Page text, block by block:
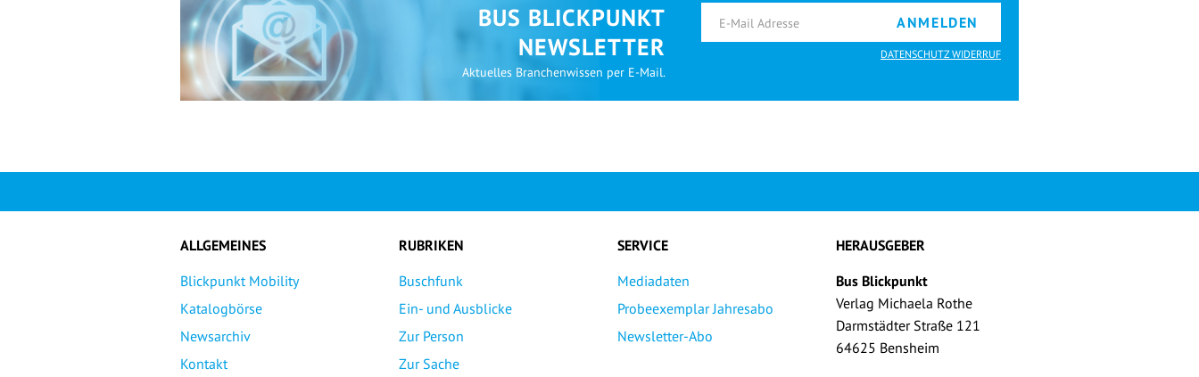
BUS BLICKPUNKT
NEWSLETTER
Aktuelles Branchenwissen per E-Mail.
ANMELDEN
DATENSCHUTZ WIDERRUF
ALLGEMEINES
Blickpunkt Mobility
Katalogbörse
Newsarchiv
Kontakt
RUBRIKEN
Buschfunk
Ein- und Ausblicke
Zur Person
Zur Sache
SERVICE
Mediadaten
Probeexemplar Jahresabo
Newsletter-Abo
HERAUSGEBER
Bus Blickpunkt
Verlag Michaela Rothe
Darmstädter Straße 121
64625 Bensheim